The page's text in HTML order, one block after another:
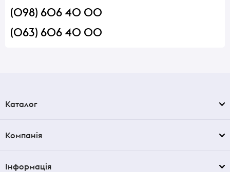
(098) 606 40 00
(063) 606 40 00
Каталог
Компанія
Інформація